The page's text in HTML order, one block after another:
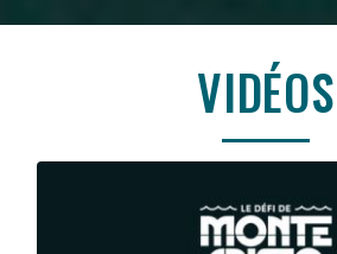
VIDÉOS